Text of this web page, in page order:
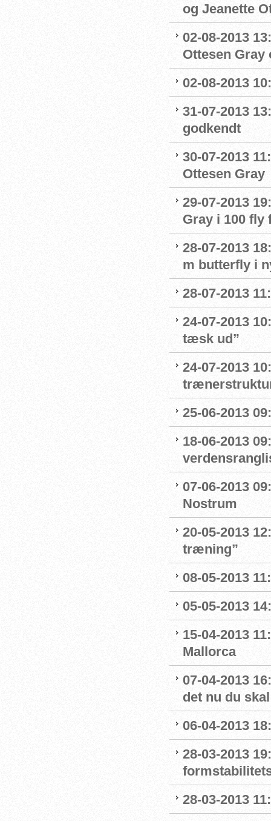
og Jeanette
02-08-2013
Ottesen Gray
02-08-2013
31-07-2013
godkendt
30-07-2013
Ottesen Gray
29-07-2013
Gray i 100 fly
28-07-2013
m butterfly i
28-07-2013
24-07-2013
tæsk ud”
24-07-2013
25-06-2013
18-06-2013
07-06-2013
Nostrum
20-05-2013
træning”
08-05-2013
05-05-2013
15-04-2013
Mallorca
07-04-2013
det nu du
06-04-2013
28-03-2013
28-03-2013